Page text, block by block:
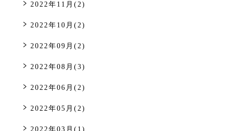
2022年11月(2)
2022年10月(2)
2022年09月(2)
2022年08月(3)
2022年06月(2)
2022年05月(2)
2022年03月(1)